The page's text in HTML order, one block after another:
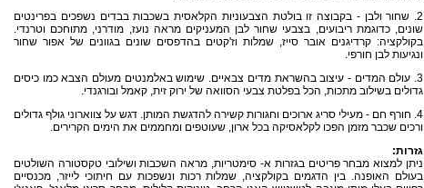
2. שחור ולבן - בקבוצה זו בולטת הצבעוניות הקלאסית בשכבות בבדים נשפכים בפרינטים
שונים, כדוגמת ריבועים, בצבעי שחור לבן המעניקים מראה נועז, מודרני, מתוחכם וטרנדי.
בקולקציה: קרדיגנים אובר סייז, שמלות וז'קטים בהדפסים שונים בגוונים של אפור שחור
ונגיעות לבן חורפי.
3. עולם המדים - עיצוב בהשראת מדים צבאיים. שימוש באלמנטים מעולם הצבא כמו כיסים
גדולים בשילוב מתכות, הכל בפלטת צבעי הסוואה של ירוק זית, קאמל ובורגנדי.
4. חורף חם - מעילי סריג ארוכים וחגורות קשירה להדגשת המותן. דגש על צווארוני גולף גדולים
ורכים שכבר מזמן הפכו לקלאסיקה בכל ארון, שעוטפים ומחממים את הימים הקרירים.
גזרות:
ניתן למצוא מבחר פריטים בגזרות א- סימטריות, מראה השכבות ושילובי טקסטורה השולטים
בעולם האופנה. בין הדגמים בקולקציה, שמלות רכות ונשפכות עם חיתוכי לייזר, מכנסיים